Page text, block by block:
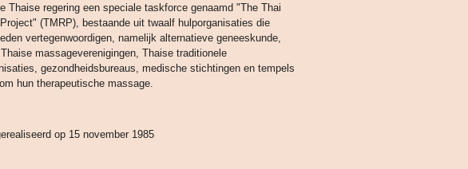
Thaise regering een speciale taskforce genaamd "The Thai
(TMRP), bestaande uit twaalf hulporganisaties die
vertegenwoordigen, namelijk alternatieve geneeskunde,
massageverenigingen, Thaise traditionele
gezondheidsbureaus, medische stichtingen en tempels
hun therapeutische massage.
op 15 november 1985